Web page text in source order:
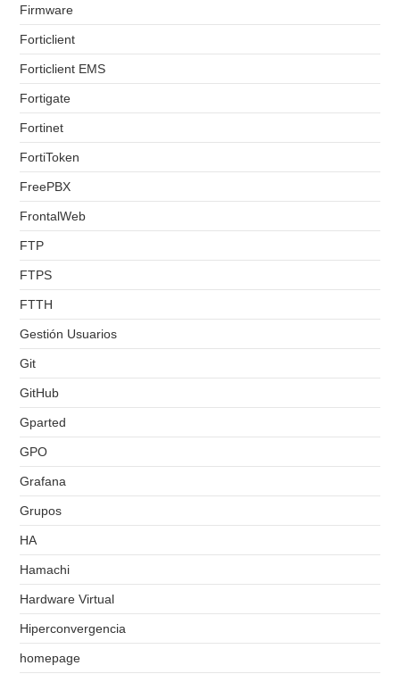
Firmware
Forticlient
Forticlient EMS
Fortigate
Fortinet
FortiToken
FreePBX
FrontalWeb
FTP
FTPS
FTTH
Gestión Usuarios
Git
GitHub
Gparted
GPO
Grafana
Grupos
HA
Hamachi
Hardware Virtual
Hiperconvergencia
homepage